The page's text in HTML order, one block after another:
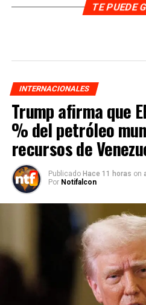
TE PUEDE
INTERNACIONALES
Trump afirma que
% del petróleo
recursos de
Publicado Hace 11 horas on
Por Notifalcon